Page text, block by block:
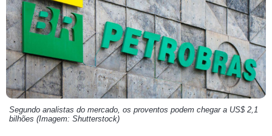
Segundo analistas do mercado, os proventos podem chegar a US$ 2,1
bilhões (Imagem: Shutterstock)